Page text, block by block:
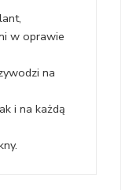
w oprawie
na
i na każdą